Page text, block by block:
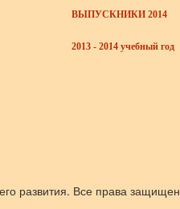
ВЫПУСКНИКИ 2014
2013 - 2014 учебный год
развития. Все права